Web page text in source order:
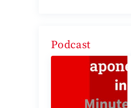
Podcast